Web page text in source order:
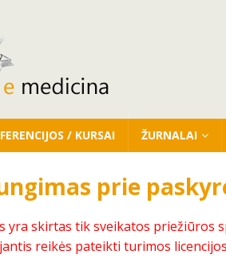
/ KURSAI ŽURNALAI
prie
yra skirtas tik sveikatos priežiūros
reikės pateikti turimos